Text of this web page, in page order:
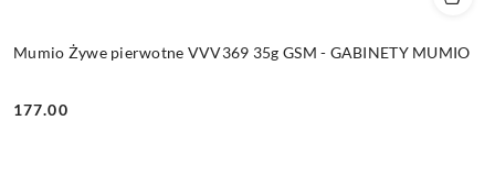
Mumio Żywe pierwotne VVV369 35g GSM - GABINETY MUMIO
Cena:
177.00